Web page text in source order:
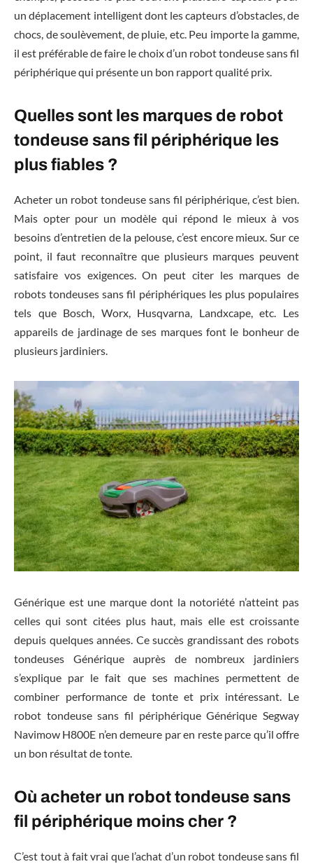
un déplacement intelligent dont les capteurs d’obstacles, de
chocs, de soulèvement, de pluie, etc. Peu importe la gamme,
il est préférable de faire le choix d’un robot tondeuse sans fil
périphérique qui présente un bon rapport qualité prix.
Quelles sont les marques de robot
tondeuse sans fil périphérique les
plus fiables ?
Acheter un robot tondeuse sans fil périphérique, c’est bien.
Mais opter pour un modèle qui répond le mieux à vos
besoins d’entretien de la pelouse, c’est encore mieux. Sur ce
point, il faut reconnaître que plusieurs marques peuvent
satisfaire vos exigences. On peut citer les marques de
robots tondeuses sans fil périphériques les plus populaires
tels que Bosch, Worx, Husqvarna, Landxcape, etc. Les
appareils de jardinage de ses marques font le bonheur de
plusieurs jardiniers.
Générique est une marque dont la notoriété n’atteint pas
celles qui sont citées plus haut, mais elle est croissante
depuis quelques années. Ce succès grandissant des robots
tondeuses Générique auprès de nombreux jardiniers
s’explique par le fait que ses machines permettent de
combiner performance de tonte et prix intéressant. Le
robot tondeuse sans fil périphérique Générique Segway
Navimow H800E n’en demeure par en reste parce qu’il offre
un bon résultat de tonte.
Où acheter un robot tondeuse sans
fil périphérique moins cher ?
C’est tout à fait vrai que l’achat d’un robot tondeuse sans fil